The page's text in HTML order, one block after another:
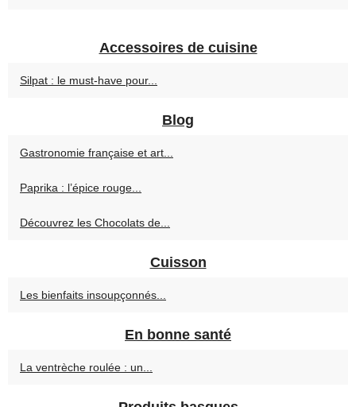
Accessoires de cuisine
Silpat : le must-have pour...
Blog
Gastronomie française et art...
Paprika : l’épice rouge...
Découvrez les Chocolats de...
Cuisson
Les bienfaits insoupçonnés...
En bonne santé
La ventrèche roulée : un...